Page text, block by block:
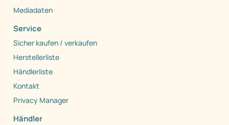
Mediadaten
Service
Sicher kaufen / verkaufen
Herstellerliste
Händlerliste
Kontakt
Privacy Manager
Händler